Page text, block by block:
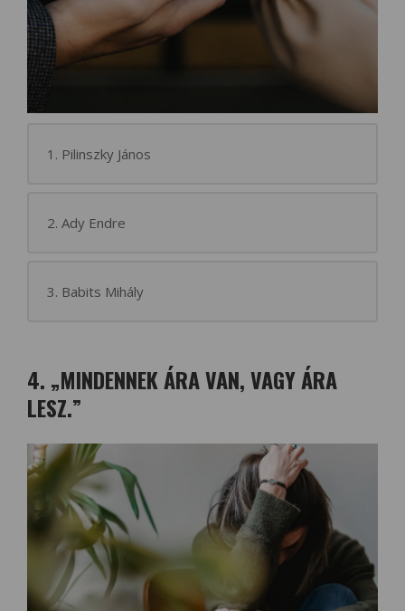
1. Pilinszky János
2. Ady Endre
3. Babits Mihály
4. „MINDENNEK ÁRA VAN, VAGY ÁRA
LESZ.”